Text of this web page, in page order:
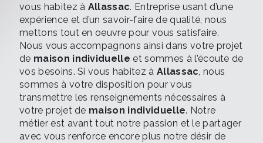
vous habitez à Allassac. Entreprise usant d’une
expérience et d’un savoir-faire de qualité, nous
mettons tout en oeuvre pour vous satisfaire.
Nous vous accompagnons ainsi dans votre projet
de maison individuelle et sommes à l’écoute de
vos besoins. Si vous habitez à Allassac, nous
sommes à votre disposition pour vous
transmettre les renseignements nécessaires à
votre projet de maison individuelle. Notre
métier est avant tout notre passion et le partager
avec vous renforce encore plus notre désir de